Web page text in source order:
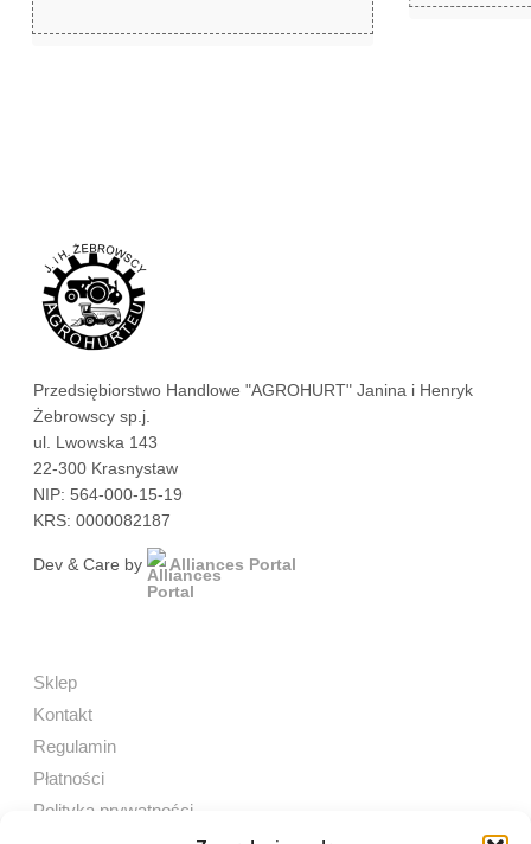
Przedsiębiorstwo Handlowe "AGROHURT" Janina i Henryk
Żebrowscy sp.j.
ul. Lwowska 143
22-300 Krasnystaw
NIP: 564-000-15-19
KRS: 0000082187
Dev & Care by Alliances Portal
Sklep
Kontakt
Regulamin
Płatności
Polityka prywatności